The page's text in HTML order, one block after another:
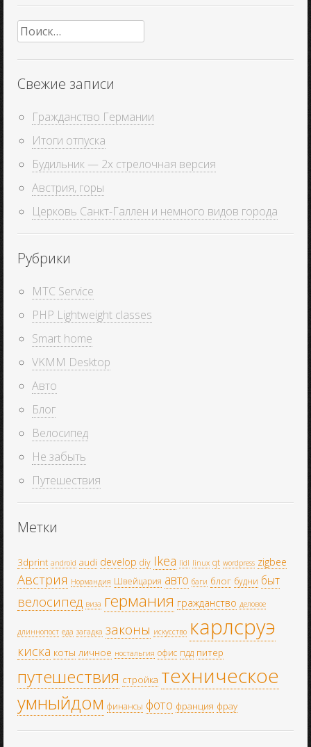
Найти:
Свежие записи
Гражданство Германии
Итоги отпуска
Будильник — 2х стрелочная версия
Австрия, горы
Церковь Санкт-Галлен и немного видов города
Рубрики
MTC Service
PHP Lightweight classes
Smart home
VKMM Desktop
Авто
Блог
Велосипед
Не забыть
Путешествия
Метки
3dprint android audi develop diy Ikea lidl linux qt wordpress zigbee
Австрия Нормандия Швейцария авто баги блог будни быт
велосипед виза германия гражданство деловое
длиннопост еда загадка законы искусство карлсруэ
киска коты личное ностальгия офис пдд питер
путешествия стройка техническое
умныйдом финансы фото франция фрау